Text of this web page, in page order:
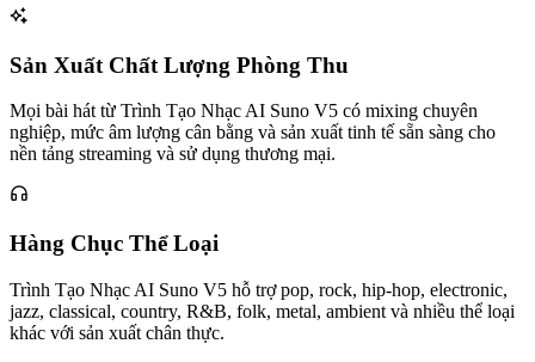
Sản Xuất Chất Lượng Phòng Thu
Mọi bài hát từ Trình Tạo Nhạc AI Suno V5 có mixing chuyên
nghiệp, mức âm lượng cân bằng và sản xuất tinh tế sẵn sàng cho
nền tảng streaming và sử dụng thương mại.
Hàng Chục Thể Loại
Trình Tạo Nhạc AI Suno V5 hỗ trợ pop, rock, hip-hop, electronic,
jazz, classical, country, R&B, folk, metal, ambient và nhiều thể loại
khác với sản xuất chân thực.